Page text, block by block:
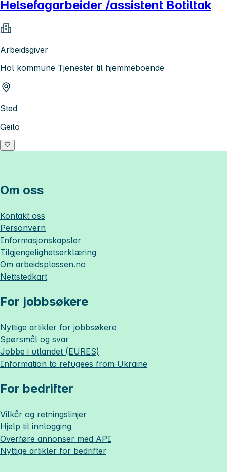
Helsefagarbeider /assistent Botiltak
Arbeidsgiver
Hol kommune Tjenester til hjemmeboende
Sted
Geilo
Om oss
Kontakt oss
Personvern
Informasjonskapsler
Tilgjengelighetserklæring
Om arbeidsplassen.no
Nettstedkart
For jobbsøkere
Nyttige artikler for jobbsøkere
Spørsmål og svar
Jobbe i utlandet (EURES)
Information to refugees from Ukraine
For bedrifter
Vilkår og retningslinjer
Hjelp til innlogging
Overføre annonser med API
Nyttige artikler for bedrifter